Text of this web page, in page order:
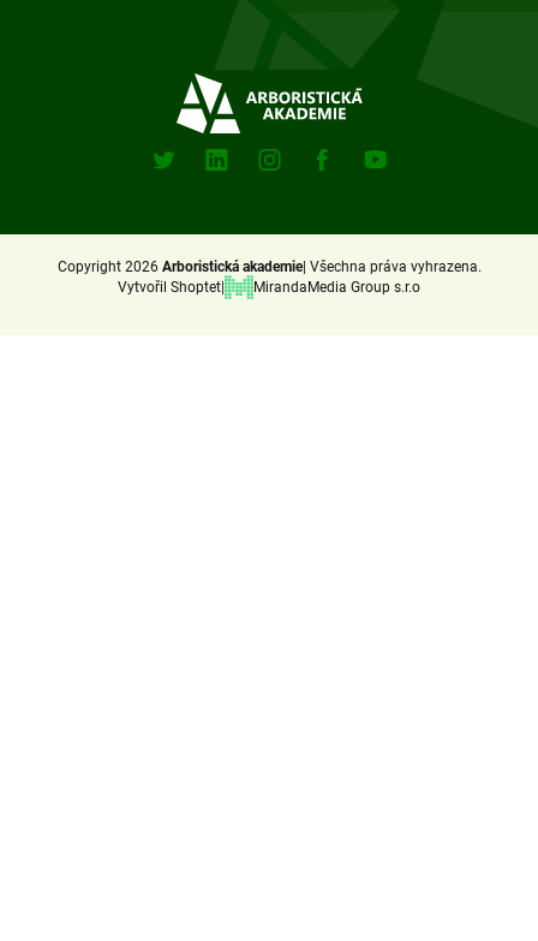
Sociální
sitě
X
LinkedinInstagramFacebookYoutube
Vytvořil Shoptet MirandaMedia Group s.r.o
Copyright 2026 Arboristická akademie Všechna práva vyhrazena.